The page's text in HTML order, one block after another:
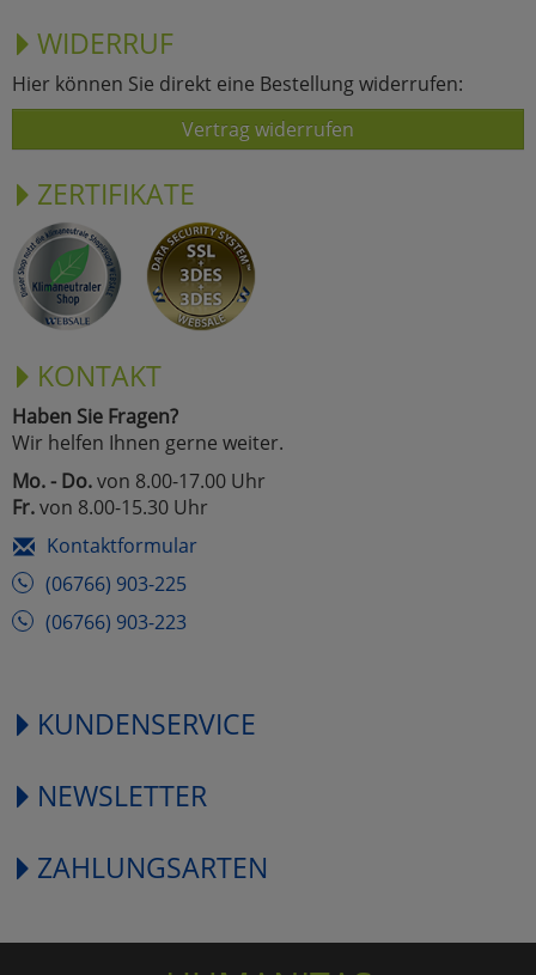
WIDERRUF
Hier können Sie direkt eine Bestellung widerrufen:
Vertrag widerrufen
ZERTIFIKATE
KONTAKT
Haben Sie Fragen?
Wir helfen Ihnen gerne weiter.
Mo. - Do.von 8.00-17.00 Uhr
Fr.von 8.00-15.30 Uhr
Kontaktformular
(06766) 903-225
(06766) 903-223
KUNDENSERVICE
NEWSLETTER
ZAHLUNGSARTEN